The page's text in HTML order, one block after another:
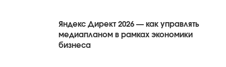
Яндекс Директ 2026 — как управлять
медиапланом в рамках экономики
бизнеса